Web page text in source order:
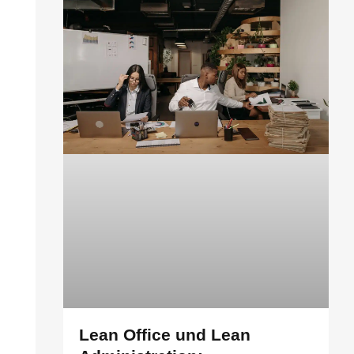
Lean Office und Lean